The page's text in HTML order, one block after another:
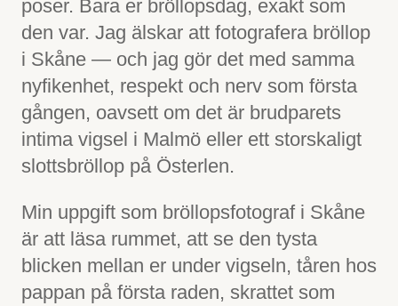
poser. Bara er bröllopsdag, exakt som
den var. Jag älskar att fotografera bröllop
i Skåne — och jag gör det med samma
nyfikenhet, respekt och nerv som första
gången, oavsett om det är brudparets
intima vigsel i Malmö eller ett storskaligt
slottsbröllop på Österlen.
Min uppgift som bröllopsfotograf i Skåne
är att läsa rummet, att se den tysta
blicken mellan er under vigseln, tåren hos
pappan på första raden, skrattet som